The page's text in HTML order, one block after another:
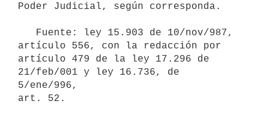
Poder Judicial, según corresponda.
artículo 556, con la redacción por
artículo 479 de la ley 17.296 de
21/feb/001 y ley 16.736, de
5/ene/996,